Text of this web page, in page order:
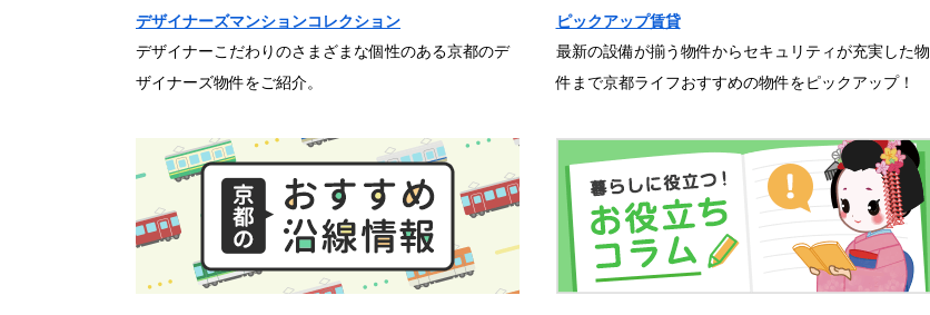
デザイナーズマンションコレクション
デザイナーこだわりのさまざまな個性のある京都のデ
ザイナーズ物件をご紹介。
ピックアップ賃貸
最新の設備が揃う物件からセキュリティが充実した物
件まで京都ライフおすすめの物件をピックアップ！